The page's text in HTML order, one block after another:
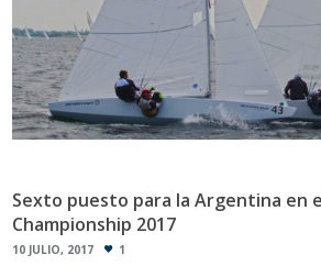
Sexto puesto para la Argentina en
Championship 2017
10 JULIO, 2017 1